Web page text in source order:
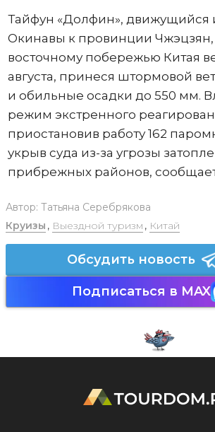
Тайфун «Долфин», движущийся
Окинавы к провинции Чжэцзян,
восточному побережью Китая
августа, принеся штормовой
и обильные осадки до 550 мм.
режим экстренного
приостановив работу 162
укрыв суда из-за угрозы
прибрежных районов,
Автор: Татьяна Серебрякова
Круизы , Выездной туризм , Китай
Обсудить новость
Подписаться в MAX